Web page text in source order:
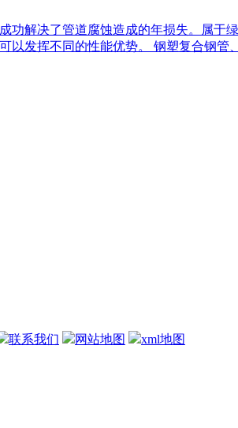
功解决了管道腐蚀造成的年损失。属
以发挥不同的性能优势。 钢塑复合钢
联系我们 网站地图 xml地图